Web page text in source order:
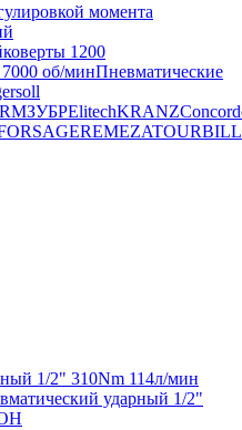
момента
1200
об/минПневматические
ЗУБРElitechKRANZ
REMEZA
1/2" 310Nm 114л/мин
ударный 1/2"